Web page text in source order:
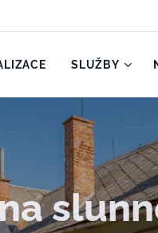
SLUŽBY